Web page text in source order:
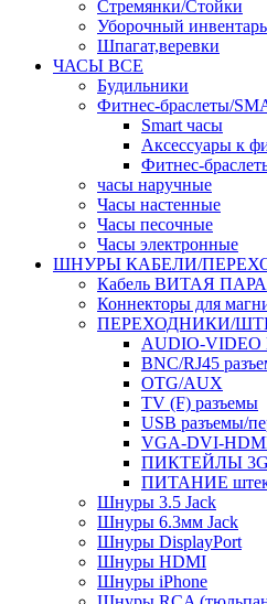
Стремянки/Стойки
Уборочный инвентарь
Шпагат,веревки
ЧАСЫ ВСЕ
Будильники
Фитнес-браслеты/
Smart часы
Аксессуары к
Фитнес-
часы наручные
Часы настенные
Часы песочные
Часы электронные
ШНУРЫ КАБЕЛИ/
Кабель ВИТАЯ ПАРА
Коннекторы для
ПЕРЕХОДНИКИ/
AUDIO-VIDEO
BNC/RJ45
OTG/AUX
TV (F) разъемы
USB разъемы/
VGA-DVI-
ПИКТЕЙЛЫ
ПИТАНИЕ
Шнуры 3.5 Jack
Шнуры 6.3мм Jack
Шнуры DisplayPort
Шнуры HDMI
Шнуры iPhone